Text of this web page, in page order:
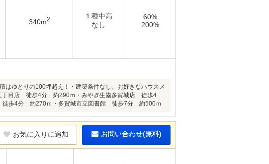
340m2
１種中高
なし
60%
200%
ゆとりの100坪超え！・建築条件なし。お好きなハウスメ
丁目店 徒歩4分 約290ｍ・みやぎ生協多賀城店 徒歩4
歩4分 約270ｍ・多賀城市立図書館 徒歩7分 約500ｍ
お気に入りに追加 お問い合わせ(無料)